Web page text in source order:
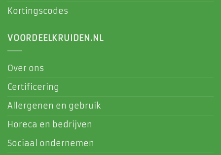
Kortingscodes
VOORDEELKRUIDEN.NL
Over ons
Certificering
Allergenen en gebruik
Horeca en bedrijven
Sociaal ondernemen